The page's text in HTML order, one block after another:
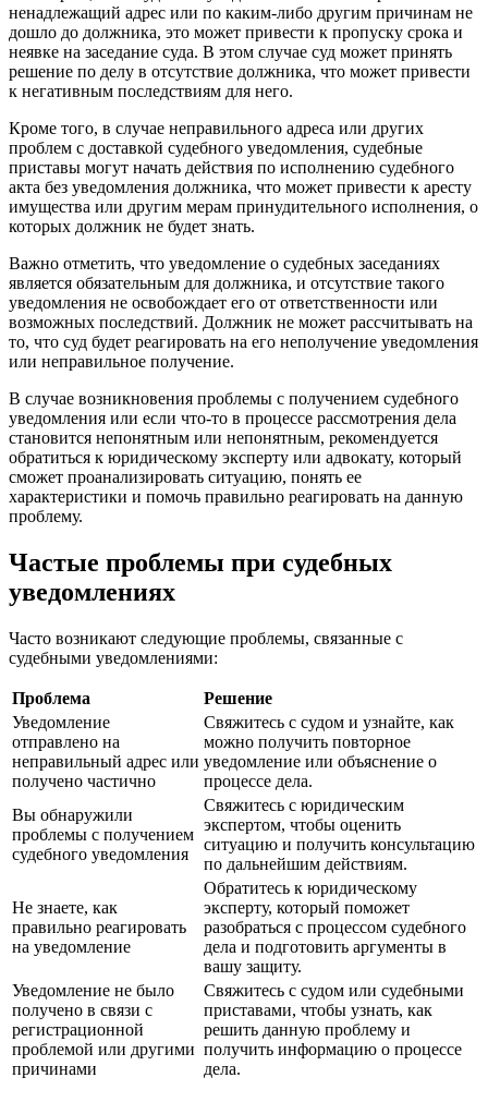
ненадлежащий адрес или по каким-либо другим причинам не
дошло до должника, это может привести к пропуску срока и
неявке на заседание суда. В этом случае суд может принять
решение по делу в отсутствие должника, что может привести
к негативным последствиям для него.
Кроме того, в случае неправильного адреса или других
проблем с доставкой судебного уведомления, судебные
приставы могут начать действия по исполнению судебного
акта без уведомления должника, что может привести к аресту
имущества или другим мерам принудительного исполнения, о
которых должник не будет знать.
Важно отметить, что уведомление о судебных заседаниях
является обязательным для должника, и отсутствие такого
уведомления не освобождает его от ответственности или
возможных последствий. Должник не может рассчитывать на
то, что суд будет реагировать на его неполучение уведомления
или неправильное получение.
В случае возникновения проблемы с получением судебного
уведомления или если что-то в процессе рассмотрения дела
становится непонятным или непонятным, рекомендуется
обратиться к юридическому эксперту или адвокату, который
сможет проанализировать ситуацию, понять ее
характеристики и помочь правильно реагировать на данную
проблему.
Частые проблемы при судебных
уведомлениях
Часто возникают следующие проблемы, связанные с
судебными уведомлениями:
Проблема
Решение
Уведомление
отправлено на
неправильный адрес или
получено частично
Свяжитесь с судом и узнайте, как
можно получить повторное
уведомление или объяснение о
процессе дела.
Вы обнаружили
проблемы с получением
судебного уведомления
Свяжитесь с юридическим
экспертом, чтобы оценить
ситуацию и получить консультацию
по дальнейшим действиям.
Не знаете, как
правильно реагировать
на уведомление
Обратитесь к юридическому
эксперту, который поможет
разобраться с процессом судебного
дела и подготовить аргументы в
вашу защиту.
Уведомление не было
получено в связи с
регистрационной
проблемой или другими
причинами
Свяжитесь с судом или судебными
приставами, чтобы узнать, как
решить данную проблему и
получить информацию о процессе
дела.